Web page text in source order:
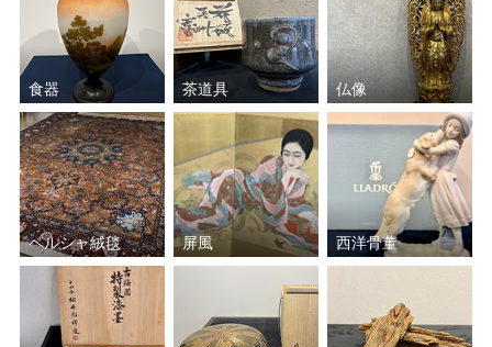
食器 茶道具 仏像
ペルシャ絨毯 屏風 西洋骨董